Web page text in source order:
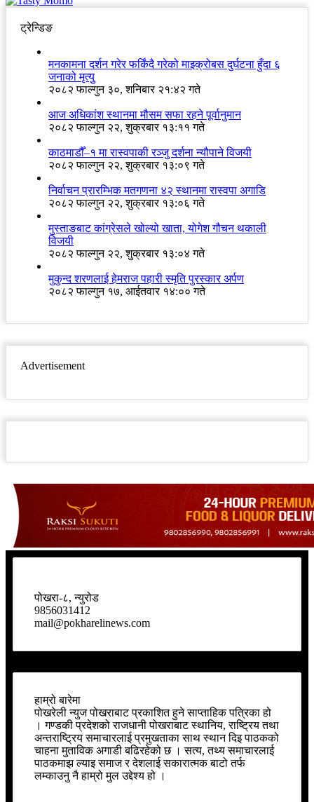
ट्रेन्डिङ
मनकामना दर्शन गरेर फर्किंदै गरेको माइक्रोबस दुर्घटना हुँदा ६
जनाको मृत्युु
२०८२ फाल्गुन ३०, शनिबार २१:४२ गते
आज अधिकांश स्थानमा मौसम सफा रहने पूर्वानुमान
२०८२ फाल्गुन २२, शुक्रबार १३:११ गते
काठमाडौँ–१ मा रास्वपाकी रञ्जु दर्शना न्यौपाने विजयी
२०८२ फाल्गुन २२, शुक्रबार १३:०९ गते
निर्वाचन प्रारम्भिक मतगणना ४२ स्थानमा रास्वपा अगाडि
२०८२ फाल्गुन २२, शुक्रबार १३:०६ गते
मुस्ताङबाट कांग्रेसले खोल्यो खाता, योगेश गौचन थकाली
विजयी
२०८२ फाल्गुन २२, शुक्रबार १३:०४ गते
मुकुन्द शरणलाई हेमराज पहारी स्मृति पुरस्कार अर्पण
२०८२ फाल्गुन १७, आईतवार १४:०० गते
Advertisement
पोखरा-८, न्युरोड
9856031412
mail@pokharelinews.com
हाम्रो बारेमा
पोखरेली न्युज पोखराबाट प्रकाशित हुने साप्ताहिक पत्रिका हो
। गण्डकी प्रदेशको राजधानी पोखराबाट स्थानिय, राष्ट्रिय तथा
अन्तराष्ट्रिय समाचारलाई प्रमुखताका साथ स्थान दिइ पाठकको
चाहना मुताविक अगाडी बढिरहेको छ । सत्य, तथ्य समाचारलाई
पाठकमाझ ल्याइ समाज र देशलाई सकारात्मक बाटो तर्फ
लम्काउनु नै हाम्रो मुल उद्देश्य हो ।